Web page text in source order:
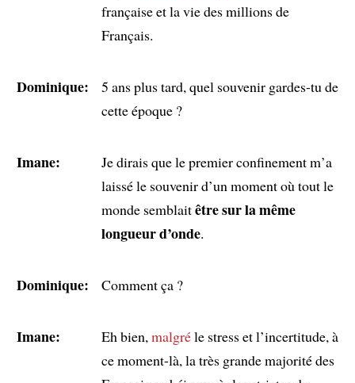
française et la vie des millions de
Français.
Dominique:
5 ans plus tard, quel souvenir gardes-tu de
cette époque ?
Imane:
Je dirais que le premier confinement m’a
laissé le souvenir d’un moment où tout le
monde semblaitêtre sur la même
longueur d’onde.
Dominique: Comment ça ?
Imane: Eh bien, malgréle stress et l’incertitude, à
ce moment-là, la très grande majorité des